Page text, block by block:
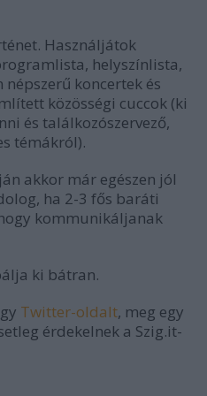
Használjátok
helyszínlista,
koncertek és
közösségi cuccok (ki
és találkozószervező,
témákról).
akkor már egészen jól
ha 2-3 fős baráti
kommunikáljanak
ki bátran.
Twitter-oldalt, meg egy
érdekelnek a Szig.it-